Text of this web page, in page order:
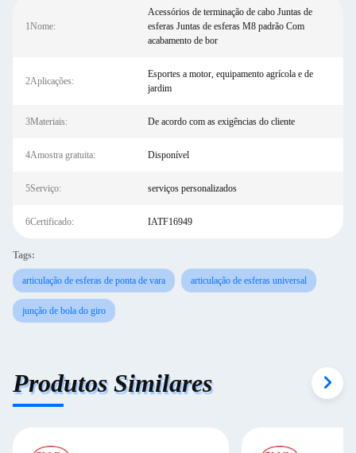
1Nome:
Acessórios de terminação de cabo Juntas de
esferas Juntas de esferas M8 padrão Com
acabamento de bor
2Aplicações:
Esportes a motor, equipamento agrícola e de
jardim
3Materiais: De acordo com as exigências do cliente
4Amostra gratuita: Disponível
5Serviço: serviços personalizados
6Certificado: IATF16949
Tags:
articulação de esferas de ponta de vara articulação de esferas universal
junção de bola do giro
Produtos Similares